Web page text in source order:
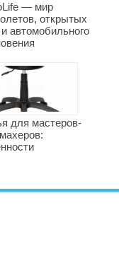
— мир
открытых
и автомобильного
для мастеров-